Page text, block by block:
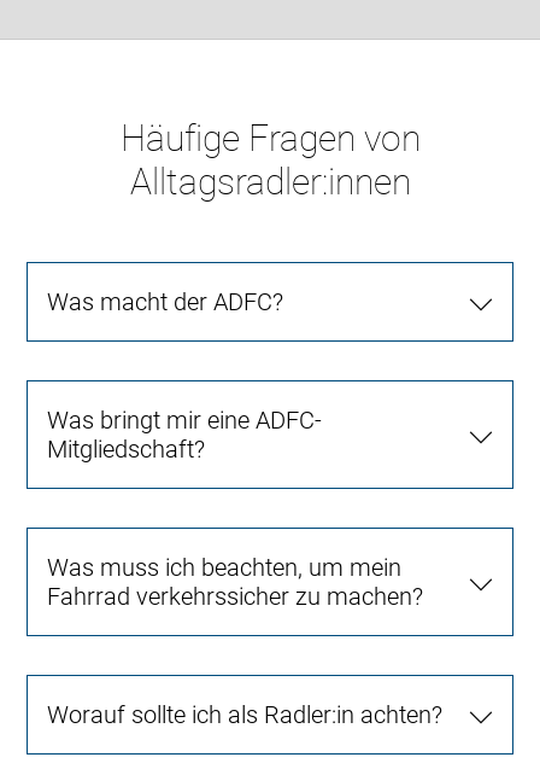
Häufige Fragen von
Alltagsradler:innen
Was macht der ADFC?
Was bringt mir eine ADFC-
Mitgliedschaft?
Was muss ich beachten, um mein
Fahrrad verkehrssicher zu machen?
Worauf sollte ich als Radler:in achten?